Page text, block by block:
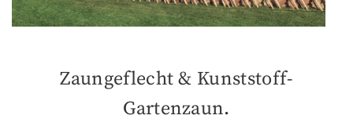
Zaungeflecht & Kunststoff-
Gartenzaun.